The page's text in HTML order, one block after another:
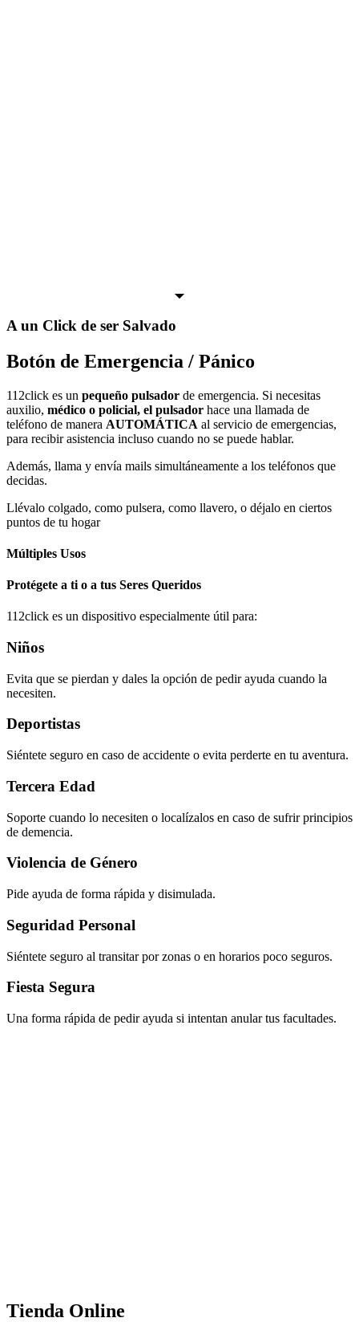
A un Click de ser Salvado
Botón de Emergencia / Pánico
112click es un pequeño pulsador de emergencia. Si necesitas
auxilio, médico o policial, el pulsador hace una llamada de
teléfono de manera AUTOMÁTICA al servicio de emergencias,
para recibir asistencia incluso cuando no se puede hablar.
Además, llama y envía mails simultáneamente a los teléfonos que
decidas.
Llévalo colgado, como pulsera, como llavero, o déjalo en ciertos
puntos de tu hogar
Múltiples Usos
Protégete a ti o a tus Seres Queridos
112click es un dispositivo especialmente útil para:
Niños
Evita que se pierdan y dales la opción de pedir ayuda cuando la
necesiten.
Deportistas
Siéntete seguro en caso de accidente o evita perderte en tu aventura.
Tercera Edad
Soporte cuando lo necesiten o localízalos en caso de sufrir principios
de demencia.
Violencia de Género
Pide ayuda de forma rápida y disimulada.
Seguridad Personal
Siéntete seguro al transitar por zonas o en horarios poco seguros.
Fiesta Segura
Una forma rápida de pedir ayuda si intentan anular tus facultades.
Tienda Online